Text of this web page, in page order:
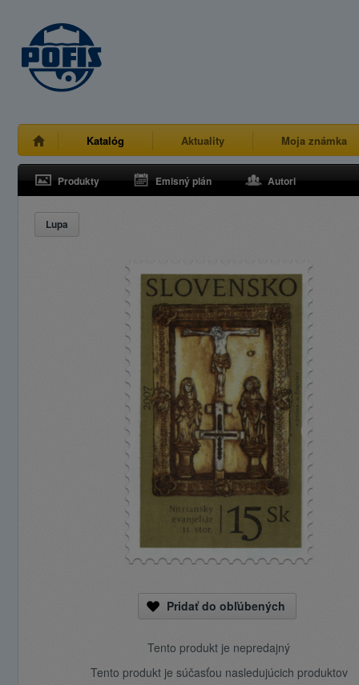
Katalóg Aktuality Moja známka
Produkty Emisný plán Autori
Lupa
Pridať do obľúbených
Tento produkt je nepredajný
Tento produkt je súčasťou nasledujúcich produktov